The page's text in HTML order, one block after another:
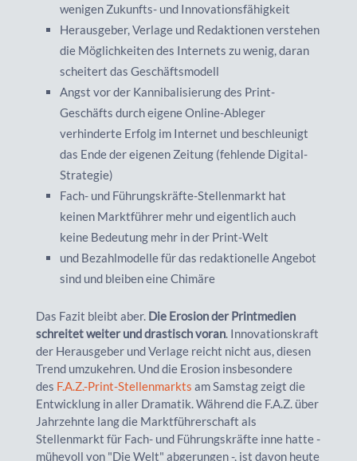
wenigen Zukunfts- und Innovationsfähigkeit
Herausgeber, Verlage und Redaktionen verstehen
die Möglichkeiten des Internets zu wenig, daran
scheitert das Geschäftsmodell
Angst vor der Kannibalisierung des Print-
Geschäfts durch eigene Online-Ableger
verhinderte Erfolg im Internet und beschleunigt
das Ende der eigenen Zeitung (fehlende Digital-
Strategie)
Fach- und Führungskräfte-Stellenmarkt hat
keinen Marktführer mehr und eigentlich auch
keine Bedeutung mehr in der Print-Welt
und Bezahlmodelle für das redaktionelle Angebot
sind und bleiben eine Chimäre
Das Fazit bleibt aber. Die Erosion der Printmedien
schreitet weiter und drastisch voran. Innovationskraft
der Herausgeber und Verlage reicht nicht aus, diesen
Trend umzukehren. Und die Erosion insbesondere
des F.A.Z.-Print-Stellenmarkts am Samstag zeigt die
Entwicklung in aller Dramatik. Während die F.A.Z. über
Jahrzehnte lang die Marktführerschaft als
Stellenmarkt für Fach- und Führungskräfte inne hatte -
mühevoll von "Die Welt" abgerungen -, ist davon heute